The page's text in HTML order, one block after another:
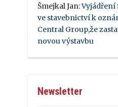
Šmejkal Jan:Vyjádření
ve stavebnictví k
Central Group,že
novou výstavbu
Newsletter